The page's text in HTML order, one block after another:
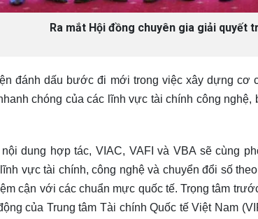
Ra mắt Hội đồng chuyên gia giải quyết
đánh dấu bước đi mới trong việc xây dựng cơ
chóng của các lĩnh vực tài chính công
dung hợp tác, VIAC, VAFI và VBA sẽ cùng
vực tài chính, công nghệ và chuyển đổi số
cận với các chuẩn mực quốc tế. Trọng tâm
của Trung tâm Tài chính Quốc tế Việt Nam